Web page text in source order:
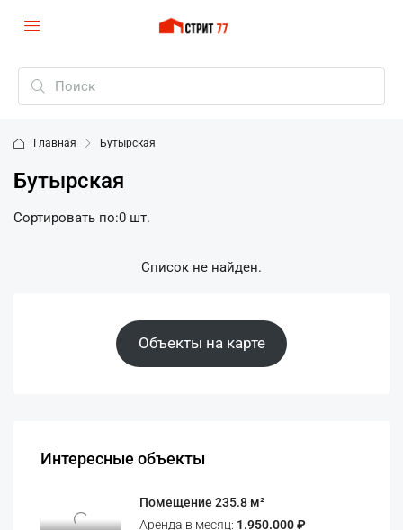
Главная Бутырская
Бутырская
0 шт.
Сортировать по:
Список не найден.
Объекты на карте
Интересные объекты
Помещение 235.8 м²
Аренда в месяц: 1.950.000 ₽